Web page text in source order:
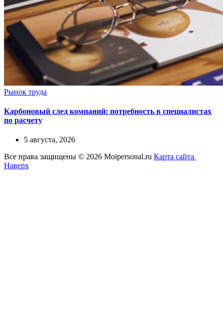
Рынок труда
Карбоновый след компаний: потребность в специалистах
по расчету
5 августа, 2026
Все права защищены © 2026 Moipersonal.ru Карта сайта
Наверх